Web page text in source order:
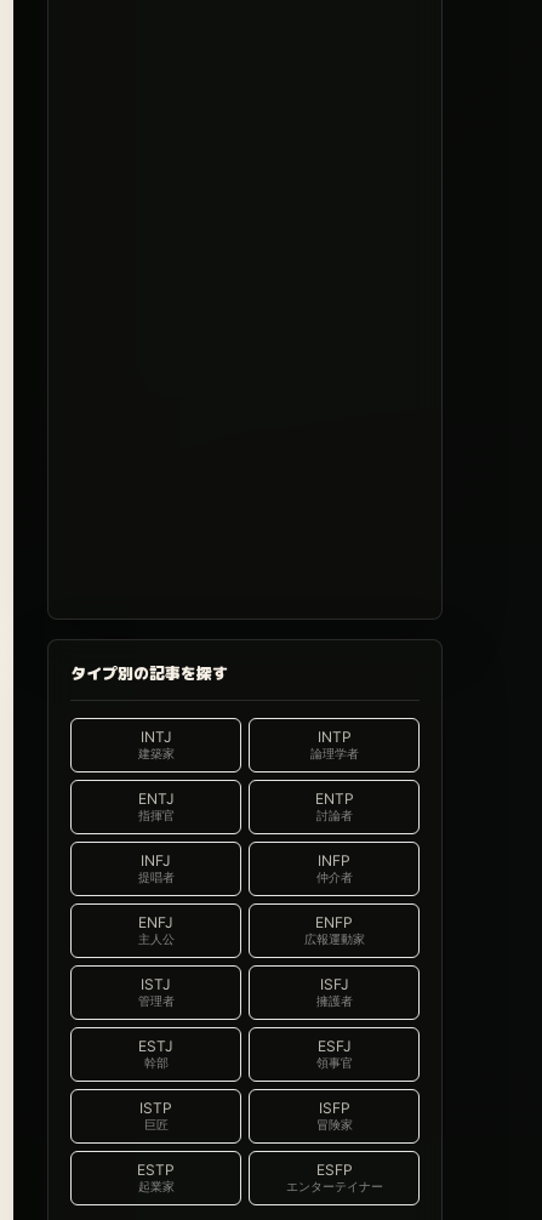
タイプ別の記事を探す
INTJ
建築家
INTP
論理学者
ENTJ
指揮官
ENTP
討論者
INFJ
提唱者
INFP
仲介者
ENFJ
主人公
ENFP
広報運動家
ISTJ
管理者
ISFJ
擁護者
ESTJ
幹部
ESFJ
領事官
ISTP
巨匠
ISFP
冒険家
ESTP
起業家
ESFP
エンターテイナー